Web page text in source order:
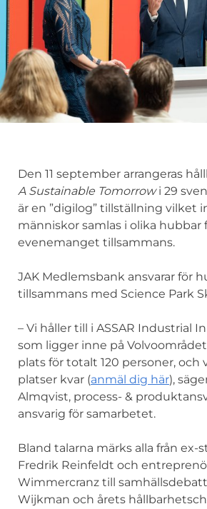
Den 11 september arrangeras
A Sustainable Tomorrowi 29
är en ”digilog” tillställning vilket
människor samlas i olika hubbar
evenemanget tillsammans.
JAK Medlemsbank ansvarar för
tillsammans med Science Park
– Vi håller till i ASSAR Industrial
som ligger inne på
plats för totalt 120 personer, och
platser kvar (anmäl dig här),
Almqvist, process- &
ansvarig för samarbetet.
Bland talarna märks alla från ex-
Fredrik Reinfeldt och
Wimmercranz till
Wijkman och årets